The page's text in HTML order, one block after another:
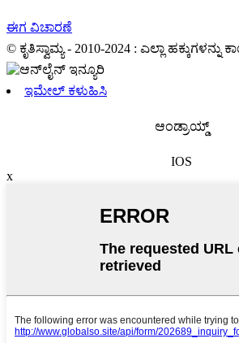
ಈಗ ವಿಚಾರಣೆ
© ಕೃತಿಸ್ವಾಮ್ಯ - 2010-2024 : ಎಲ್ಲಾ ಹಕ್ಕುಗಳನ್ನು
ಇಮೇಲ್ ಕಳುಹಿಸಿ
ಆಂಡ್ರಾಯ್ಡ್
IOS
x